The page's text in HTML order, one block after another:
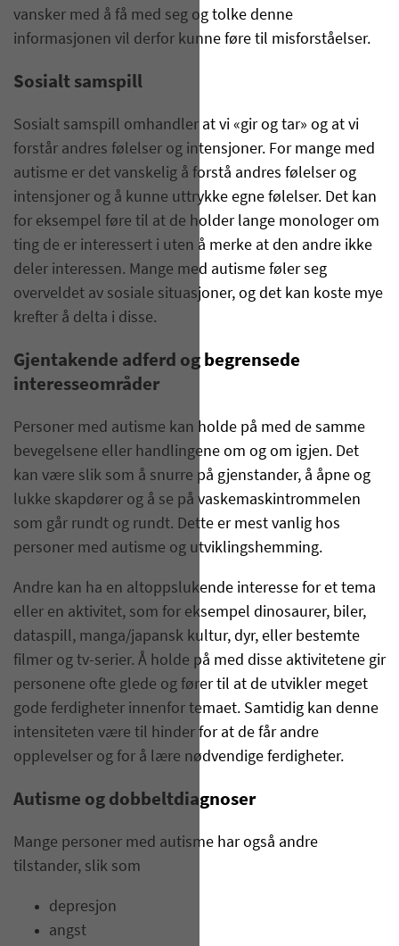
vansker med å få med seg og tolke denne
informasjonen vil derfor kunne føre til misforståelser.
Sosialt samspill
Sosialt samspill omhandler at vi «gir og tar» og at vi
forstår andres følelser og intensjoner. For mange med
autisme er det vanskelig å forstå andres følelser og
intensjoner og å kunne uttrykke egne følelser. Det kan
for eksempel føre til at de holder lange monologer om
ting de er interessert i uten å merke at den andre ikke
deler interessen. Mange med autisme føler seg
overveldet av sosiale situasjoner, og det kan koste mye
krefter å delta i disse.
Gjentakende adferd og begrensede
interesseområder
Personer med autisme kan holde på med de samme
bevegelsene eller handlingene om og om igjen. Det
kan være slik som å snurre på gjenstander, å åpne og
lukke skapdører og å se på vaskemaskintrommelen
som går rundt og rundt. Dette er mest vanlig hos
personer med autisme og utviklingshemming.
Andre kan ha en altoppslukende interesse for et tema
eller en aktivitet, som for eksempel dinosaurer, biler,
dataspill, manga/japansk kultur, dyr, eller bestemte
filmer og tv-serier. Å holde på med disse aktivitetene gir
personene ofte glede og fører til at de utvikler meget
gode ferdigheter innenfor temaet. Samtidig kan denne
intensiteten være til hinder for at de får andre
opplevelser og for å lære nødvendige ferdigheter.
Autisme og dobbeltdiagnoser
Mange personer med autisme har også andre
tilstander, slik som
depresjon
angst